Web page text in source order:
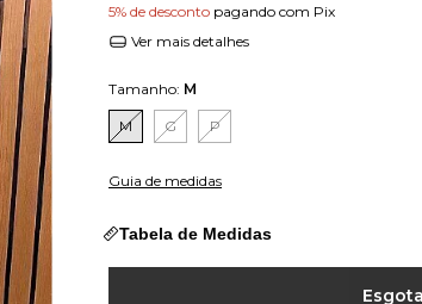
5% de desconto pagando com Pix
Ver mais detalhes
Tamanho: M
M G P
Guia de medidas
Tabela de Medidas